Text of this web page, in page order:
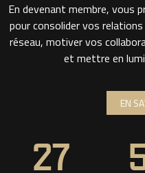
En devenant membre, vous
pour consolider vos
réseau, motiver vos
et mettre en
EN
27